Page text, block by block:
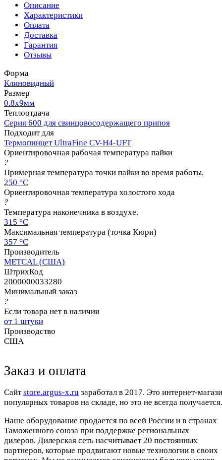
Описание
Характеристики
Оплата
Доставка
Гарантия
Отзывы
Форма
Клиновидный
Размер
0.8х9мм
Теплоотдача
Серия 600 для свинцовосодержащего припоя
Подходит для
Термопинцет UltraFine CV-H4-UFT
Ориентировочная рабочая температура пайки
?
Примерная температура точки пайки во время работы.
250 °C
Ориентировочная температура холостого хода
?
Температура наконечника в воздухе.
315 °C
Максимальная температура (точка Кюри)
357 °C
Производитель
METCAL (США)
ШтрихКод
2000000033280
Минимальный заказ
?
Если товара нет в наличии
от 1 штуки
Производство
США
Заказ и оплата
Cайтstore.argus-x.ru заработал в 2017. Это интернет-
популярных товаров на складе, но это не всегда
Наше оборудование продается по всей России и в странах
Таможенного союза при поддержке региональных
дилеров. Дилерская сеть насчитывает 20 постоянных
партнеров, которые продвигают новые технологии в своих